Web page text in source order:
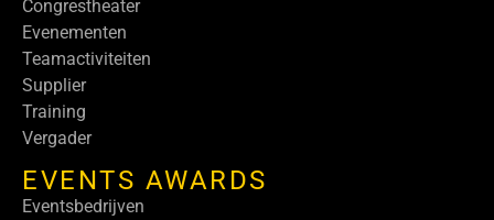
Congrestheater
Evenementen
Teamactiviteiten
Supplier
Training
Vergader
EVENTS AWARDS
Eventsbedrijven